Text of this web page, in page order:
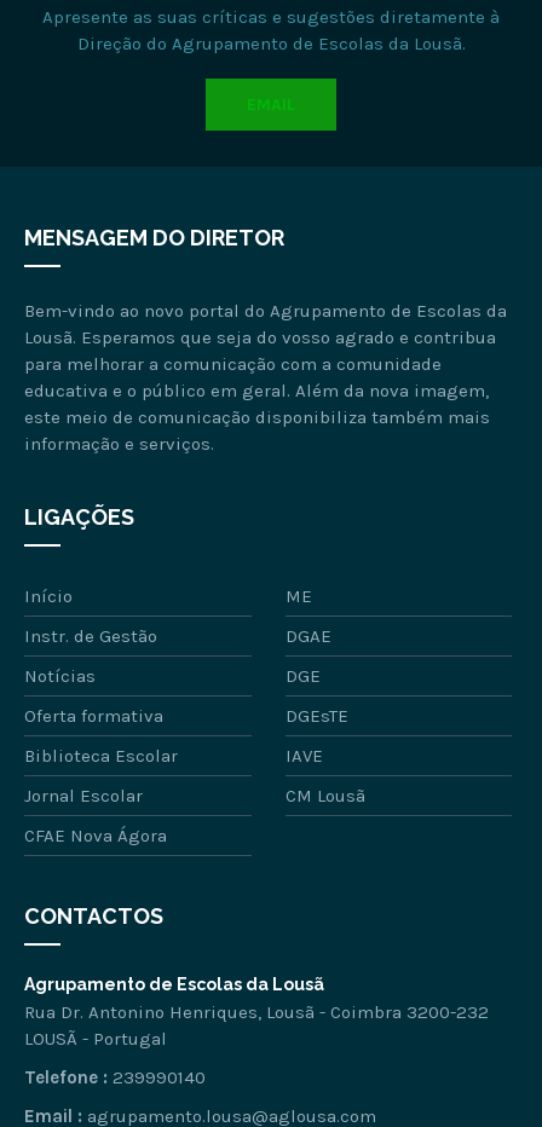
Apresente as suas críticas e sugestões diretamente à
Direção do Agrupamento de Escolas da Lousã.
EMAIL
MENSAGEM DO DIRETOR
Bem-vindo ao novo portal do Agrupamento de Escolas da
Lousã. Esperamos que seja do vosso agrado e contribua
para melhorar a comunicação com a comunidade
educativa e o público em geral. Além da nova imagem,
este meio de comunicação disponibiliza também mais
informação e serviços.
LIGAÇÕES
Início
ME
Instr. de Gestão
DGAE
Notícias
DGE
Oferta formativa
DGEsTE
Biblioteca Escolar
IAVE
Jornal Escolar
CM Lousã
CFAE Nova Ágora
CONTACTOS
Agrupamento de Escolas da Lousã
Rua Dr. Antonino Henriques, Lousã - Coimbra 3200-232
LOUSÃ - Portugal
Telefone : 239990140
Email : agrupamento.lousa@aglousa.com